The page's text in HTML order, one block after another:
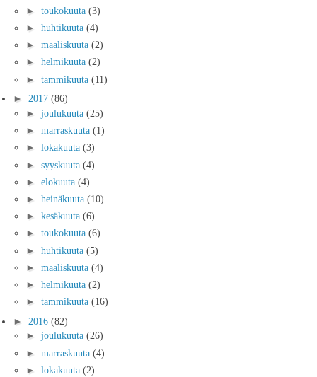
► toukokuuta (3)
► huhtikuuta (4)
► maaliskuuta (2)
► helmikuuta (2)
► tammikuuta (11)
► 2017 (86)
► joulukuuta (25)
► marraskuuta (1)
► lokakuuta (3)
► syyskuuta (4)
► elokuuta (4)
► heinäkuuta (10)
► kesäkuuta (6)
► toukokuuta (6)
► huhtikuuta (5)
► maaliskuuta (4)
► helmikuuta (2)
► tammikuuta (16)
► 2016 (82)
► joulukuuta (26)
► marraskuuta (4)
► lokakuuta (2)